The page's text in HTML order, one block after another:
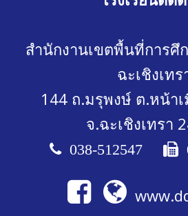
สำนักงานเขตพื้นที่การศึ
ฉะเชิงเทร
144 ถ.มรุพงษ์ ต.หน้าเ
จ.ฉะเชิงเทรา
038-512547